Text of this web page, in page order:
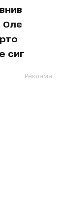
Олє
сиг
Реклама